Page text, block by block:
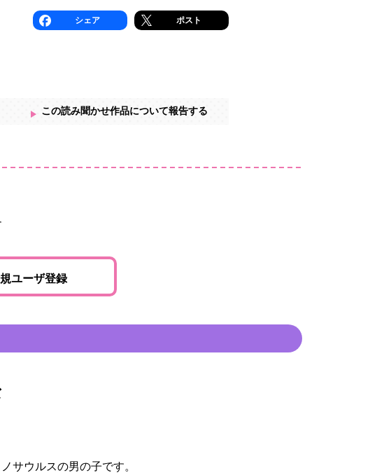
シェア ポスト
この読み聞かせ作品について報告する
ユーザ登録
サウルスの男の子です。